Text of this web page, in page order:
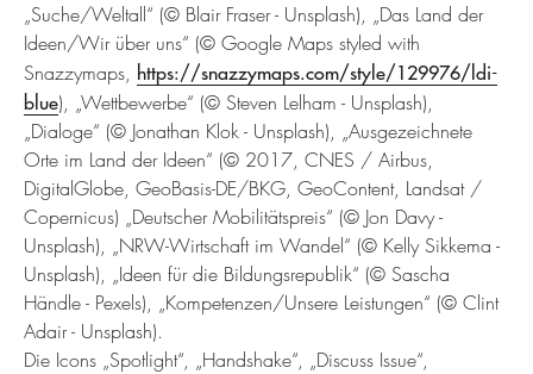
„Suche/Weltall“ (© Blair Fraser - Unsplash), „Das Land der
Ideen/Wir über uns“ (© Google Maps styled with
Snazzymaps, https://snazzymaps.com/style/129976/ldi-
blue), „Wettbewerbe“ (© Steven Lelham - Unsplash),
„Dialoge“ (© Jonathan Klok - Unsplash), „Ausgezeichnete
Orte im Land der Ideen“ (© 2017, CNES / Airbus,
DigitalGlobe, GeoBasis-DE/BKG, GeoContent, Landsat /
Copernicus) „Deutscher Mobilitätspreis“ (© Jon Davy -
Unsplash), „NRW-Wirtschaft im Wandel“ (© Kelly Sikkema -
Unsplash), „Ideen für die Bildungsrepublik“ (© Sascha
Händle - Pexels), „Kompetenzen/Unsere Leistungen“ (© Clint
Adair - Unsplash).
Die Icons „Spotlight“, „Handshake“, „Discuss Issue“,